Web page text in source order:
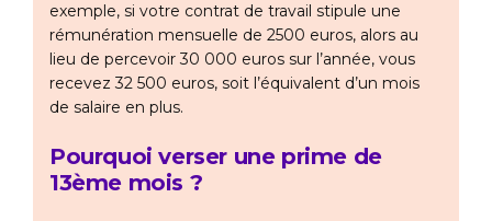
exemple, si votre contrat de travail stipule une
rémunération mensuelle de 2500 euros, alors au
lieu de percevoir 30 000 euros sur l’année, vous
recevez 32 500 euros, soit l’équivalent d’un mois
de salaire en plus.
Pourquoi verser une prime de
13ème mois ?